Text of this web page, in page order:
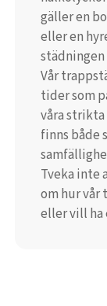
gäller en
eller en
Vår
tider som
våra
finns både
Tveka inte
om hur vår
eller vill ha